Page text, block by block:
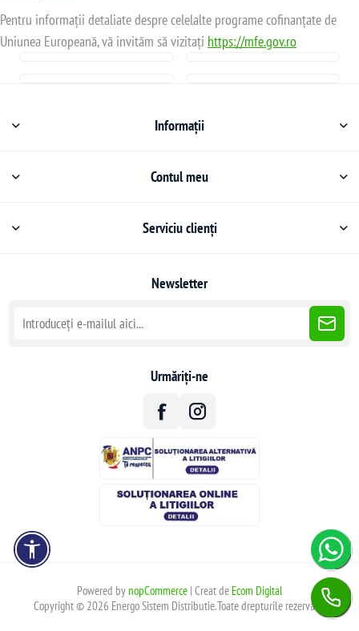
Pentru informații detaliate despre celelalte programe cofinanțate de
Uniunea Europeană, vă invităm să vizitați https://mfe.gov.ro
Informații
Contul meu
Serviciu clienți
Newsletter
Urmăriți-ne
Powered bynopCommerce| Creat de Ecom Digital
Copyright © 2026 Energo Sistem Distributie.Toate drepturile rezervate.